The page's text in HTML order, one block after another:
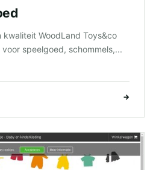
kwaliteit WoodLand Toys&co
speelgoed, schommels,...
→